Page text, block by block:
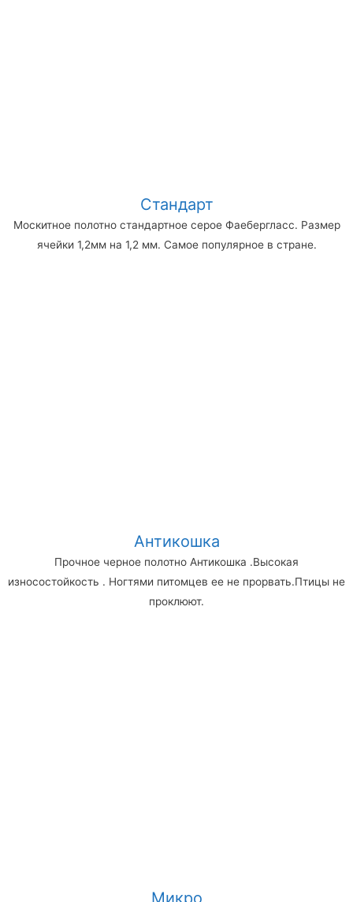
Стандарт
Москитное полотно стандартное серое Фаебергласс. Размер
ячейки 1,2мм на 1,2 мм. Самое популярное в стране.
Антикошка
Прочное черное полотно Антикошка .Высокая
износостойкость . Ногтями питомцев ее не прорвать.Птицы не
проклюют.